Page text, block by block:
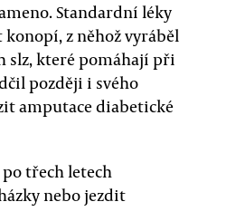
Standardní léky
konopí, z něhož vyráběl
slz, které pomáhají při
později i svého
amputace diabetické
třech letech
nebo jezdit